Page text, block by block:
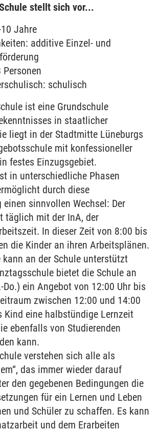
stellt sich vor...
Jahre
additive Einzel- und
schulisch
ist eine Grundschule
in staatlicher
liegt in der Stadtmitte Lüneburgs
mit konfessioneller
festes Einzugsgebiet.
in unterschiedliche Phasen
durch diese
einen sinnvollen Wechsel: Der
täglich mit der InA, der
In dieser Zeit von 8:00 bis
die Kinder an ihren Arbeitsplänen.
kann an der Schule unterstützt
bietet die Schule an
Do.) ein Angebot von 12:00 Uhr bis
zwischen 12:00 und 14:00
Kind eine halbstündige Lernzeit
ebenfalls von Studierenden
kann.
verstehen sich alle als
das immer wieder darauf
den gegebenen Bedingungen die
für ein Lernen und Leben
und Schüler zu schaffen. Es kann
und dem Erarbeiten